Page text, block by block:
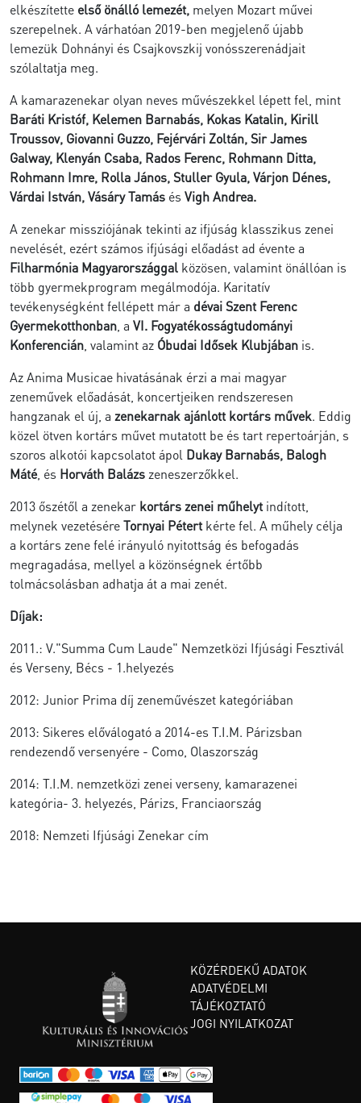
elkészítette első önálló lemezét, melyen Mozart művei
szerepelnek. A várhatóan 2019-ben megjelenő újabb
lemezük Dohnányi és Csajkovszkij vonósszerenádjait
szólaltatja meg.
A kamarazenekar olyan neves művészekkel lépett fel, mint
Baráti Kristóf, Kelemen Barnabás, Kokas Katalin, Kirill
Troussov, Giovanni Guzzo, Fejérvári Zoltán, Sir James
Galway, Klenyán Csaba, Rados Ferenc, Rohmann Ditta,
Rohmann Imre, Rolla János, Stuller Gyula, Várjon Dénes,
Várdai István, Vásáry Tamás és Vigh Andrea.
A zenekar missziójának tekinti az ifjúság klasszikus zenei
nevelését, ezért számos ifjúsági előadást ad évente a
Filharmónia Magyarországgal közösen, valamint önállóan is
több gyermekprogram megálmodója. Karitatív
tevékenységként fellépett már a dévai Szent Ferenc
Gyermekotthonban , a VI. Fogyatékosságtudományi
Konferencián , valamint az Óbudai Idősek Klubjában is.
Az Anima Musicae hivatásának érzi a mai magyar
zeneművek előadását, koncertjeiken rendszeresen
hangzanak el új, a zenekarnak ajánlott kortárs művek. Eddig
közel ötven kortárs művet mutatott be és tart repertoárján, s
szoros alkotói kapcsolatot ápol Dukay Barnabás, Balogh
Máté, és Horváth Balázs zeneszerzőkkel.
2013 őszétől a zenekar kortárs zenei műhelyt indított,
melynek vezetéséreTornyai Pétert kérte fel. A műhely célja
a kortárs zene felé irányuló nyitottság és befogadás
megragadása, mellyel a közönségnek értőbb
tolmácsolásban adhatja át a mai zenét.
Díjak:
2011.: V."Summa Cum Laude" Nemzetközi Ifjúsági Fesztivál
és Verseny, Bécs - 1.helyezés
2012: Junior Prima díj zeneművészet kategóriában
2013: Sikeres előválogató a 2014-es T.I.M. Párizsban
rendezendő versenyére - Como, Olaszország
2014: T.I.M. nemzetközi zenei verseny, kamarazenei
kategória- 3. helyezés, Párizs, Franciaország
2018: Nemzeti Ifjúsági Zenekar cím
KÖZÉRDEKŰ ADATOK
ADATVÉDELMI
TÁJÉKOZTATÓ
JOGI NYILATKOZAT